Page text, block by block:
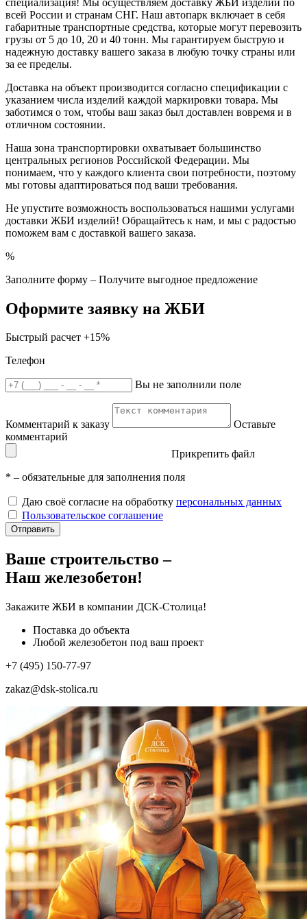
всей России и странам СНГ. Наш автопарк включает в себя
габаритные транспортные средства, которые могут перевозить
грузы от 5 до 10, 20 и 40 тонн. Мы гарантируем быструю и
надежную доставку вашего заказа в любую точку страны или
за ее пределы.
Доставка на объект производится согласно спецификации с
указанием числа изделий каждой маркировки товара. Мы
заботимся о том, чтобы ваш заказ был доставлен вовремя и в
отличном состоянии.
Наша зона транспортировки охватывает большинство
центральных регионов Российской Федерации. Мы
понимаем, что у каждого клиента свои потребности, поэтому
мы готовы адаптироваться под ваши требования.
Не упустите возможность воспользоваться нашими услугами
доставки ЖБИ изделий! Обращайтесь к нам, и мы с радостью
поможем вам с доставкой вашего заказа.
%
Заполните форму – Получите выгодное предложение
Оформите заявку на ЖБИ
Быстрый расчет +15%
Телефон
Вы не заполнили поле
Комментарий к заказу
Оставьте
комментарий
Прикрепить файл
* – обязательные для заполнения поля
Даю своё согласие на обработку персональных данных
Пользовательское соглашение
Отправить
Ваше строительство –
Наш железобетон!
Закажите ЖБИ в компании ДСК-Столица!
Поставка до объекта
Любой железобетон под ваш проект
+7 (495) 150-77-97
zakaz@dsk-stolica.ru